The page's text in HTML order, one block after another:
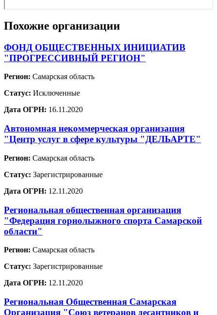
Похожие организации
ФОНД ОБЩЕСТВЕННЫХ ИНИЦИАТИВ
"ПРОГРЕССИВНЫЙ РЕГИОН"
Регион: Самарская область
Статус: Исключенные
Дата ОГРН: 16.11.2020
Автономная некоммерческая организация
"Центр услуг в сфере культуры "ДЕЛЬАРТЕ"
Регион: Самарская область
Статус: Зарегистрированные
Дата ОГРН: 12.11.2020
Региональная общественная организация
"Федерация горнолыжного спорта Самарской
области"
Регион: Самарская область
Статус: Зарегистрированные
Дата ОГРН: 12.11.2020
Региональная Общественная Самарская
Организация "Союз ветеранов десантников и